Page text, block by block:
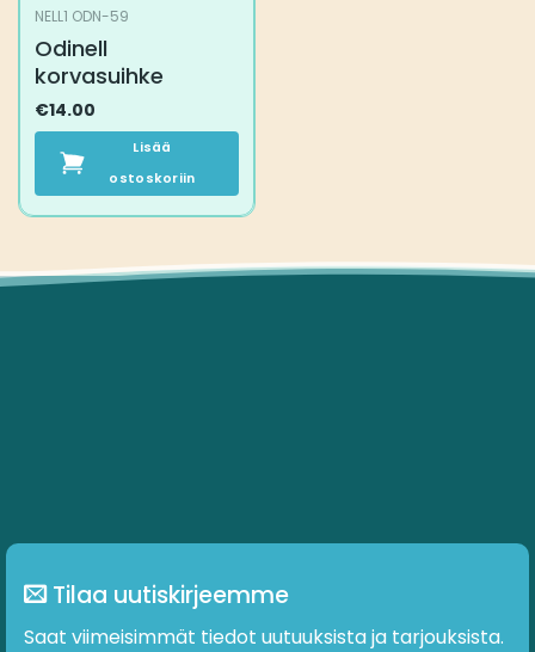
NELL1 ODN-59
Odinell
korvasuihke
€14.00
Lisää
ostoskoriin
Tilaa uutiskirjeemme
Saat viimeisimmät tiedot uutuuksista ja tarjouksista.